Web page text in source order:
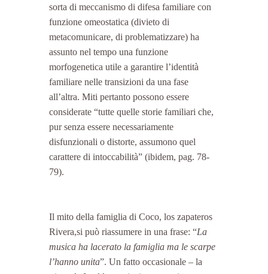
sorta di meccanismo di difesa familiare con
funzione omeostatica (divieto di
metacomunicare, di problematizzare) ha
assunto nel tempo una funzione
morfogenetica utile a garantire l’identità
familiare nelle transizioni da una fase
all’altra. Miti pertanto possono essere
considerate “tutte quelle storie familiari che,
pur senza essere necessariamente
disfunzionali o distorte, assumono quel
carattere di intoccabilità” (ibidem, pag. 78-
79).
Il mito della famiglia di Coco, los zapateros
Rivera,si può riassumere in una frase: “La
musica ha lacerato la famiglia ma le scarpe
l’hanno unita”. Un fatto occasionale – la